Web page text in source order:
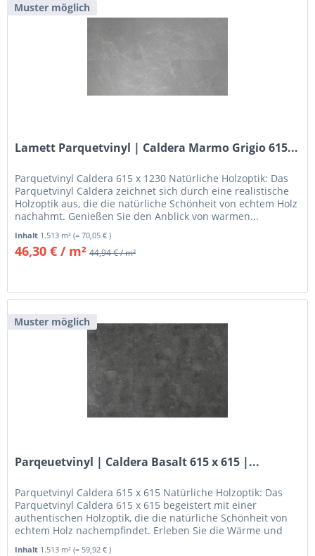
Muster möglich
Lamett Parquetvinyl | Caldera Marmo Grigio 615...
Parquetvinyl Caldera 615 x 1230 Natürliche Holzoptik: Das
Parquetvinyl Caldera zeichnet sich durch eine realistische
Holzoptik aus, die die natürliche Schönheit von echtem Holz
nachahmt. Genießen Sie den Anblick von warmen...
Inhalt 1.513 m²(= 70,05 € )
46,30 € / m² 44,94 € / m²
Muster möglich
Parqeuetvinyl | Caldera Basalt 615 x 615 |...
Parquetvinyl Caldera 615 x 615 Natürliche Holzoptik: Das
Parquetvinyl Caldera 615 x 615 begeistert mit einer
authentischen Holzoptik, die die natürliche Schönheit von
echtem Holz nachempfindet. Erleben Sie die Wärme und
Inhalt 1.513 m²(= 59,92 € )